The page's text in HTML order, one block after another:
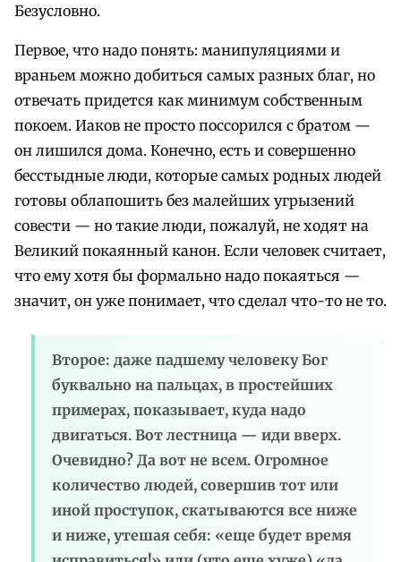
Безусловно.
Первое, что надо понять: манипуляциями и
враньем можно добиться самых разных благ, но
отвечать придется как минимум собственным
покоем. Иаков не просто поссорился с братом —
он лишился дома. Конечно, есть и совершенно
бесстыдные люди, которые самых родных людей
готовы облапошить без малейших угрызений
совести — но такие люди, пожалуй, не ходят на
Великий покаянный канон. Если человек считает,
что ему хотя бы формально надо покаяться —
значит, он уже понимает, что сделал что-то не то.
Второе: даже падшему человеку Бог
буквально на пальцах, в простейших
примерах, показывает, куда надо
двигаться. Вот лестница — иди вверх.
Очевидно? Да вот не всем. Огромное
количество людей, совершив тот или
иной проступок, скатываются все ниже
и ниже, утешая себя: «еще будет время